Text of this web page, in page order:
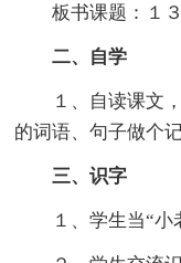
板书课题：１３
二、自学
１、自读课文，
的词语、句子做个记
三、识字
１、学生当“小老